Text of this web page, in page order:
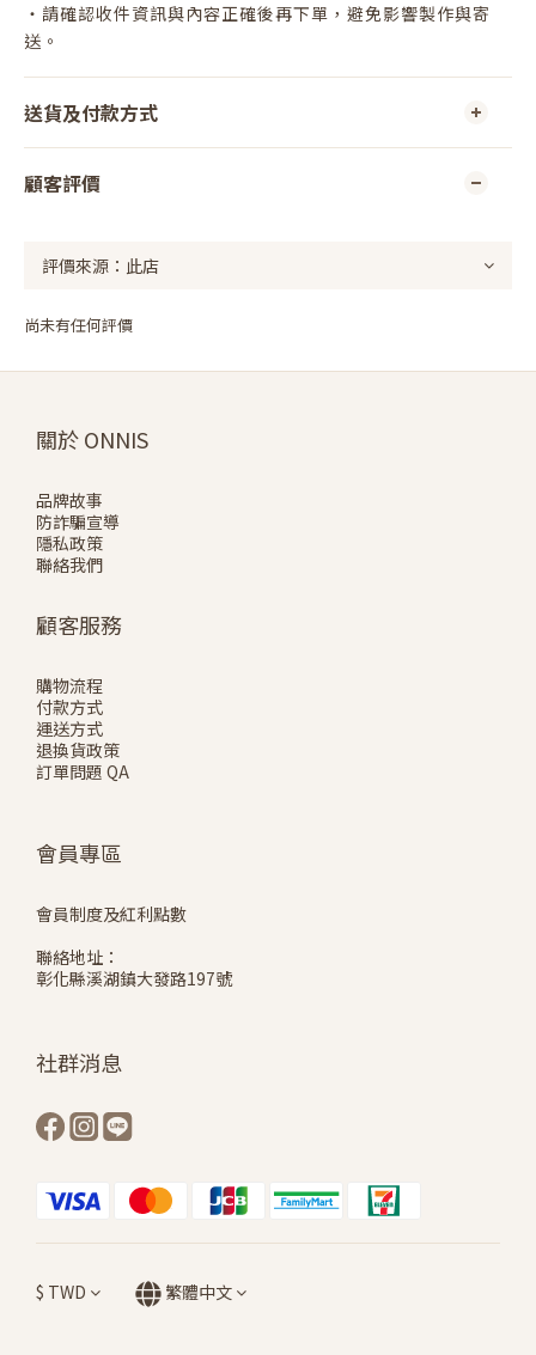
・請確認收件資訊與內容正確後再下單，避免影響製作與寄
送。
送貨及付款方式
顧客評價
尚未有任何評價
關於 ONNIS
品牌故事
防詐騙宣導
隱私政策
聯絡我們
顧客服務
購物流程
付款方式
運送方式
退換貨政策
訂單問題 QA
會員專區
會員制度及紅利點數
聯絡地址：
彰化縣溪湖鎮大發路197號
社群消息
$ TWD 繁體中文